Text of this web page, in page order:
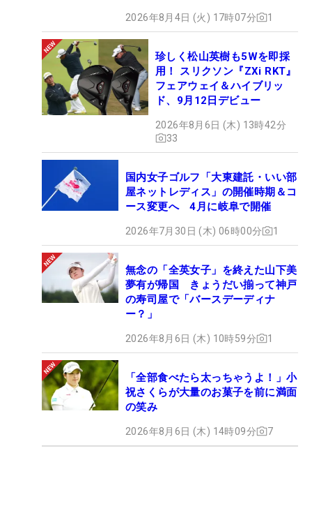
2026年8月4日 (火) 17時07分 1
珍しく松山英樹も5Wを即採
用！ スリクソン『ZXi RKT』
フェアウェイ＆ハイブリッ
ド、9月12日デビュー
2026年8月6日 (木) 13時42分
33
国内女子ゴルフ「大東建託・いい部
屋ネットレディス」の開催時期＆コ
ース変更へ 4月に岐阜で開催
2026年7月30日 (木) 06時00分 1
無念の「全英女子」を終えた山下美
夢有が帰国 きょうだい揃って神戸
の寿司屋で「バースデーディナ
ー？」
2026年8月6日 (木) 10時59分 1
「全部食べたら太っちゃうよ！」小
祝さくらが大量のお菓子を前に満面
の笑み
2026年8月6日 (木) 14時09分 7